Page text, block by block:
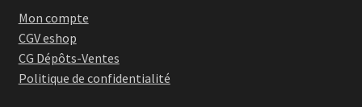
Mon compte
CGV eshop
CG Dépôts-Ventes
Politique de confidentialité